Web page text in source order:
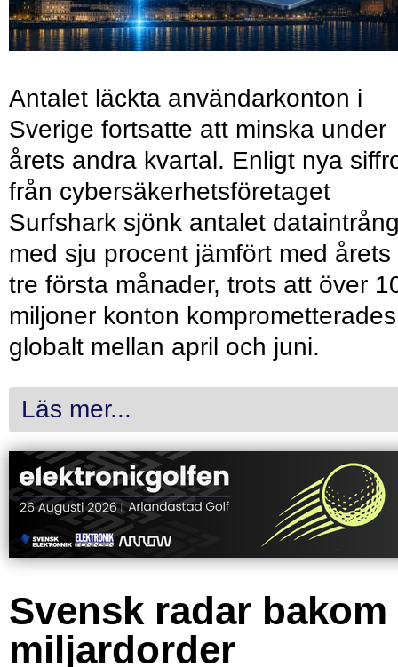
Antalet läckta användarkonton i
Sverige fortsatte att minska under
årets andra kvartal. Enligt nya
från cybersäkerhetsföretaget
Surfshark sjönk antalet
med sju procent jämfört med årets
tre första månader, trots att över
miljoner konton komprometterades
globalt mellan april och juni.
Läs mer...
Svensk radar bakom
miljardorder